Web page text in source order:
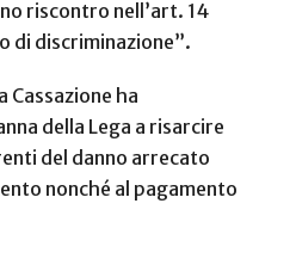
riscontro nell’art. 14
di discriminazione”.
Cassazione ha
della Lega a risarcire
del danno arrecato
nonché al pagamento